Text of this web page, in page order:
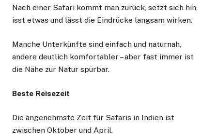
Nach einer Safari kommt man zurück, setzt sich hin,
isst etwas und lässt die Eindrücke langsam wirken.
Manche Unterkünfte sind einfach und naturnah,
andere deutlich komfortabler – aber fast immer ist
die Nähe zur Natur spürbar.
Beste Reisezeit
Die angenehmste Zeit für Safaris in Indien ist
zwischen Oktober und April.